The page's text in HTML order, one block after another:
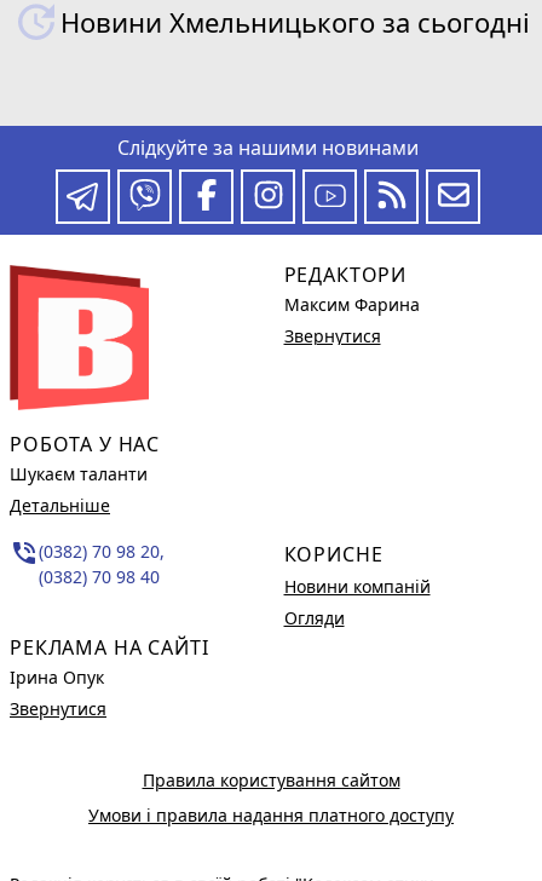
Новини Хмельницького за сьогодні
Слідкуйте за нашими новинами
РОБОТА У НАС
Шукаєм таланти
Детальніше
phone_in_talk(0382) 70 98 20,
(0382) 70 98 40
РЕКЛАМА НА САЙТІ
Ірина Опук
Звернутися
РЕДАКТОРИ
Максим Фарина
Звернутися
КОРИСНЕ
Новини компаній
Огляди
Правила користування сайтом
Умови і правила надання платного доступу